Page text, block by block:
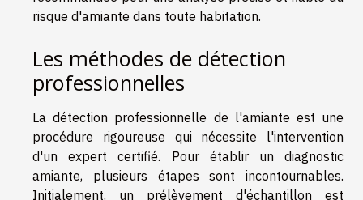
risque d'amiante dans toute habitation.
Les méthodes de détection
professionnelles
La détection professionnelle de l'amiante est une
procédure rigoureuse qui nécessite l'intervention
d'un expert certifié. Pour établir un diagnostic
amiante, plusieurs étapes sont incontournables.
Initialement, un prélèvement d'échantillon est